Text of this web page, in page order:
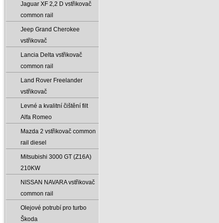
Jaguar XF 2‚2 D vstřikovač
common rail
Jeep Grand Cherokee
vstřikovač
Lancia Delta vstřikovač
common rail
Land Rover Freelander
vstřikovač
Levné a kvalitní čištění filt
Alfa Romeo
Mazda 2 vstřikovač common
rail diesel
Mitsubishi 3000 GT (Z16A)
210KW
NISSAN NAVARA vstřikovač
common rail
Olejové potrubí pro turbo
Škoda